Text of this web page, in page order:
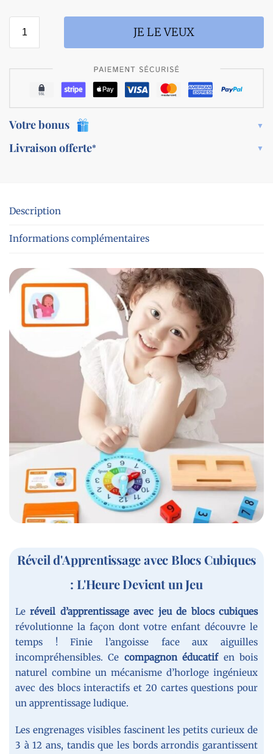
JE LE VEUX
Votre bonus
Livraison offerte*
Description
Informations complémentaires
Réveil d'Apprentissage avec Blocs Cubiques
: L'Heure Devient un Jeu
Leréveil d’apprentissage avec jeu de blocs cubiques
révolutionne la façon dont votre enfant découvre le
temps ! Finie l’angoisse face aux aiguilles
incompréhensibles. Ce compagnon éducatifen bois
naturel combine un mécanisme d’horloge ingénieux
avec des blocs interactifs et 20 cartes questions pour
un apprentissage ludique.
Les engrenages visibles fascinent les petits curieux de
3 à 12 ans, tandis que les bords arrondis garantissent